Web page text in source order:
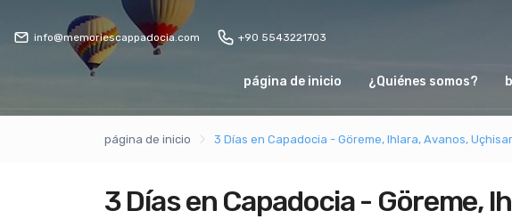
info@memoriescappadocia.com +90 5543221703
página de inicio ¿Quiénes somos?
página de inicio 3 Días en Capadocia - Göreme, Ihlara, Avanos,
3 Días en Capadocia - Göreme,